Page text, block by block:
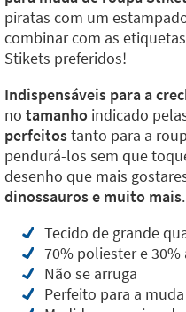
piratas com um
combinar com as
Stikets preferidos!
Indispensáveis para a
no tamanho indicado
perfeitostanto para a
pendurá-los sem que
desenho que mais
dinossauros e muito mais.
Tecido de grande
70% poliester e 30%
Não se arruga
Perfeito para a